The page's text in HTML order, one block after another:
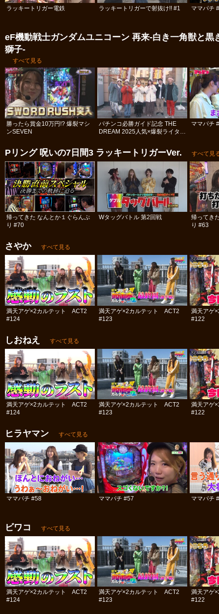
ラッキートリガー電鉄 ラッキートリガーで射抜け!! #1 ママパチ
eF機動戦士ガンダムユニコーン 再来‐白き一角獣と黒
獅子‐
すべて見る
勝ったら賞金10万円!? 爆裂マシ
ンSEVEN
パチンコ必勝ガイド記念 THE
DREAM 2025人気×爆裂ライター
ママパチ
Pリング 呪いの7日間3 ラッキートリガーVer. すべて見
帰ってきた なんとか１ぐらんぷ
り #70
Wタッグバトル 第2回戦
帰ってき
り #63
さやか すべて見る
満天アゲ×2カルテット ACT2
#124
満天アゲ×2カルテット ACT2
#123
満天アゲ
#122
しおねえ すべて見る
満天アゲ×2カルテット ACT2
#124
満天アゲ×2カルテット ACT2
#123
満天アゲ
#122
ヒラヤマン すべて見る
ママパチ #58 ママパチ #57 ママパチ
ビワコ すべて見る
満天アゲ×2カルテット ACT2
#124
満天アゲ×2カルテット ACT2
#123
満天アゲ
#122